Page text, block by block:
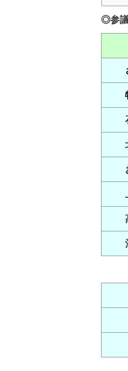
◎参
さ
牧
石
北
お
上
高